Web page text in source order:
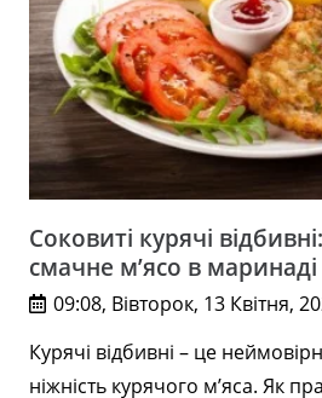
Соковиті курячі
смачне м’ясо в маринаді
09:08, Вівторок, 13 Квітня,
Курячі відбивні – це
ніжність курячого м’яса. Як